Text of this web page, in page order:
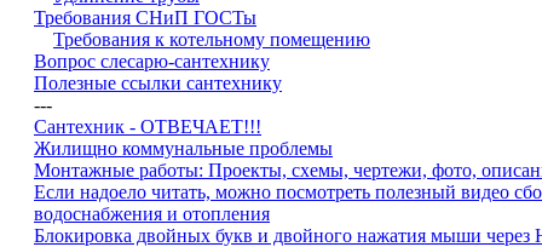
Требования СНиП ГОСТы
Требования к котельному помещению
Вопрос слесарю-сантехнику
Полезные ссылки сантехнику
---
Сантехник - ОТВЕЧАЕТ!!!
Жилищно коммунальные проблемы
Монтажные работы: Проекты, схемы, чертежи, фото,
Если надоело читать, можно посмотреть полезный видео
водоснабжения и отопления
Блокировка двойных букв и двойного нажатия мыши через